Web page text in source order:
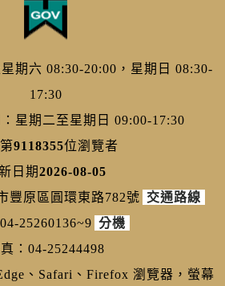
期六 08:30-20:00，星期日 08:30-
17:30
星期二至星期日 09:00-17:30
9118355位瀏覽者
日期2026-08-05
豐原區圓環東路782號 交通路線
25260136~9 分機
：04-25244498
、Safari、Firefox 瀏覽器，螢幕